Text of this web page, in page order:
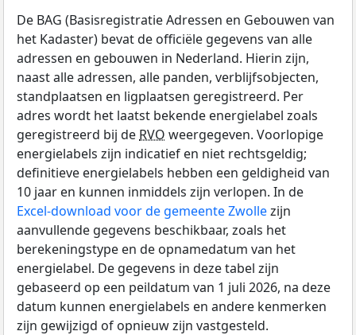
De BAG (Basisregistratie Adressen en Gebouwen van
het Kadaster) bevat de officiële gegevens van alle
adressen en gebouwen in Nederland. Hierin zijn,
naast alle adressen, alle panden, verblijfsobjecten,
standplaatsen en ligplaatsen geregistreerd. Per
adres wordt het laatst bekende energielabel zoals
geregistreerd bij de RVO weergegeven. Voorlopige
energielabels zijn indicatief en niet rechtsgeldig;
definitieve energielabels hebben een geldigheid van
10 jaar en kunnen inmiddels zijn verlopen. In de
Excel-download voor de gemeente Zwollezijn
aanvullende gegevens beschikbaar, zoals het
berekeningstype en de opnamedatum van het
energielabel. De gegevens in deze tabel zijn
gebaseerd op een peildatum van 1 juli 2026, na deze
datum kunnen energielabels en andere kenmerken
zijn gewijzigd of opnieuw zijn vastgesteld.